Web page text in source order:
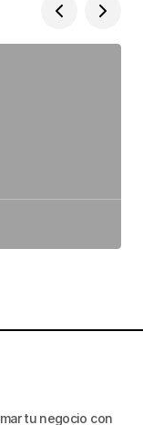
tu negocio con